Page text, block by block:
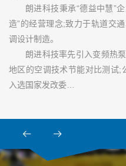
朗进科技秉承“德益中慧”
造”的经营理念;致力于轨道交
调设计制造。
朗进科技率先引入变频热
地区的空调技术节能对比测试;
入选国家发改委…